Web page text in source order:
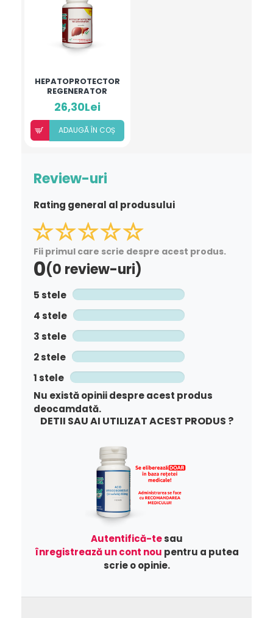
HEPATOPROTECTOR
REGENERATOR
26,30Lei
ADAUGÃ ÎN COȘ
Review-uri
Rating general al produsului
Fii primul care scrie despre acest produs.
0(0 review-uri)
5 stele
4 stele
3 stele
2 stele
1 stele
Nu există opinii despre acest produs
deocamdată.
DETII SAU AI UTILIZAT ACEST PRODUS ?
Autentifică-tesau
înregistrează un cont nou pentru a putea
scrie o opinie.